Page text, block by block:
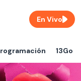
13Go
En Vivo